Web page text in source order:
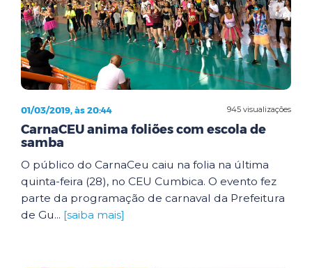
945 visualizações
01/03/2019, às 20:44
CarnaCEU anima foliões com escola de
samba
O público do CarnaCeu caiu na folia na última
quinta-feira (28), no CEU Cumbica. O evento fez
parte da programação de carnaval da Prefeitura
de Gu... [saiba mais]